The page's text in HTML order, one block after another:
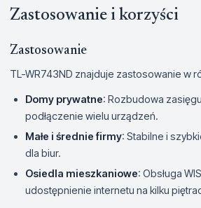
Zastosowanie i korzyści
Zastosowanie
TL-WR743ND znajduje zastosowanie w
Domy prywatne: Rozbudowa
podłączenie wielu urządzeń.
Małe i średnie firmy: Stabilne i
dla biur.
Osiedla mieszkaniowe: Obsługa
udostępnienie internetu na kilku